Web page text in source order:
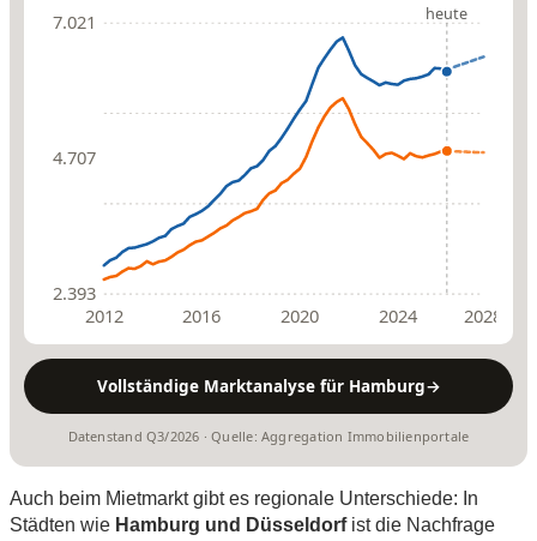
7.021
4.707
2.393
heute
2012 2016 2020 2024 2028
Vollständige Marktanalyse für Hamburg→
Datenstand Q3/2026 · Quelle: Aggregation Immobilienportale
Auch beim Mietmarkt gibt es regionale Unterschiede: In
Städten wie Hamburg und Düsseldorfist die Nachfrage